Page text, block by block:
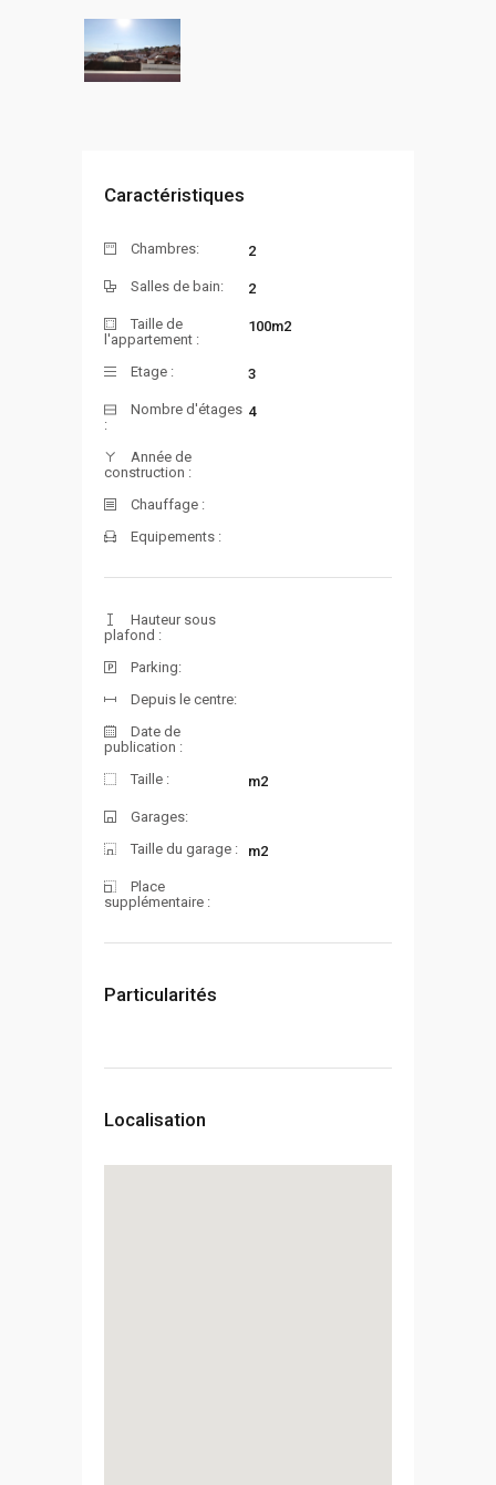
Caractéristiques
Chambres: 2
Salles de bain: 2
Taille de
l'appartement :
100m2
Etage : 3
Nombre d'étages
:
4
Année de
construction :
Chauffage :
Equipements :
Hauteur sous
plafond :
Parking:
Depuis le centre:
Date de
publication :
Taille :
m2
Garages:
Taille du garage :
m2
Place
supplémentaire :
Particularités
Localisation